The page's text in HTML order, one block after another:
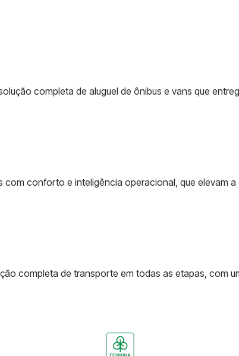
completa de aluguel de ônibus e vans que
conforto e inteligência operacional, que elevam
completa de transporte em todas as etapas, com